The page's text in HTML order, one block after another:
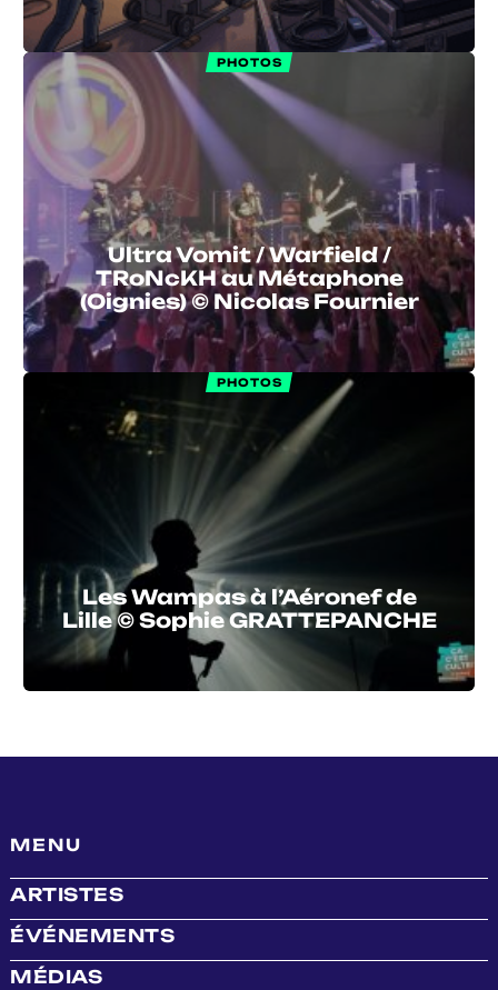
PHOTOS
Ultra Vomit / Warfield /
TRoNcKH au Métaphone
(Oignies) © Nicolas Fournier
PHOTOS
Les Wampas à l’Aéronef de
Lille © Sophie GRATTEPANCHE
MENU
ARTISTES
ÉVÉNEMENTS
MÉDIAS